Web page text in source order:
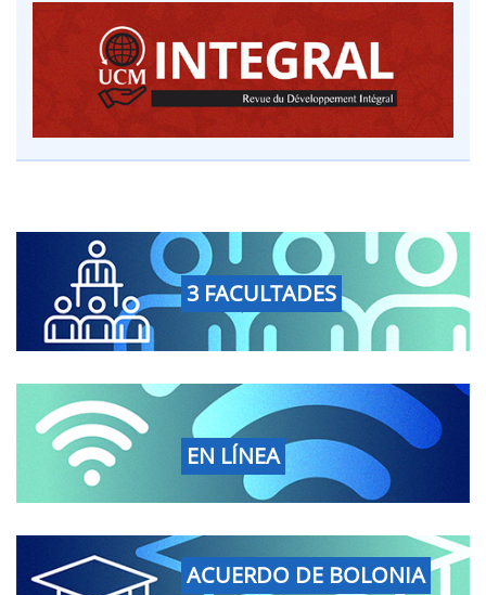
3 FACULTADES
EN LÍNEA
ACUERDO DE BOLONIA